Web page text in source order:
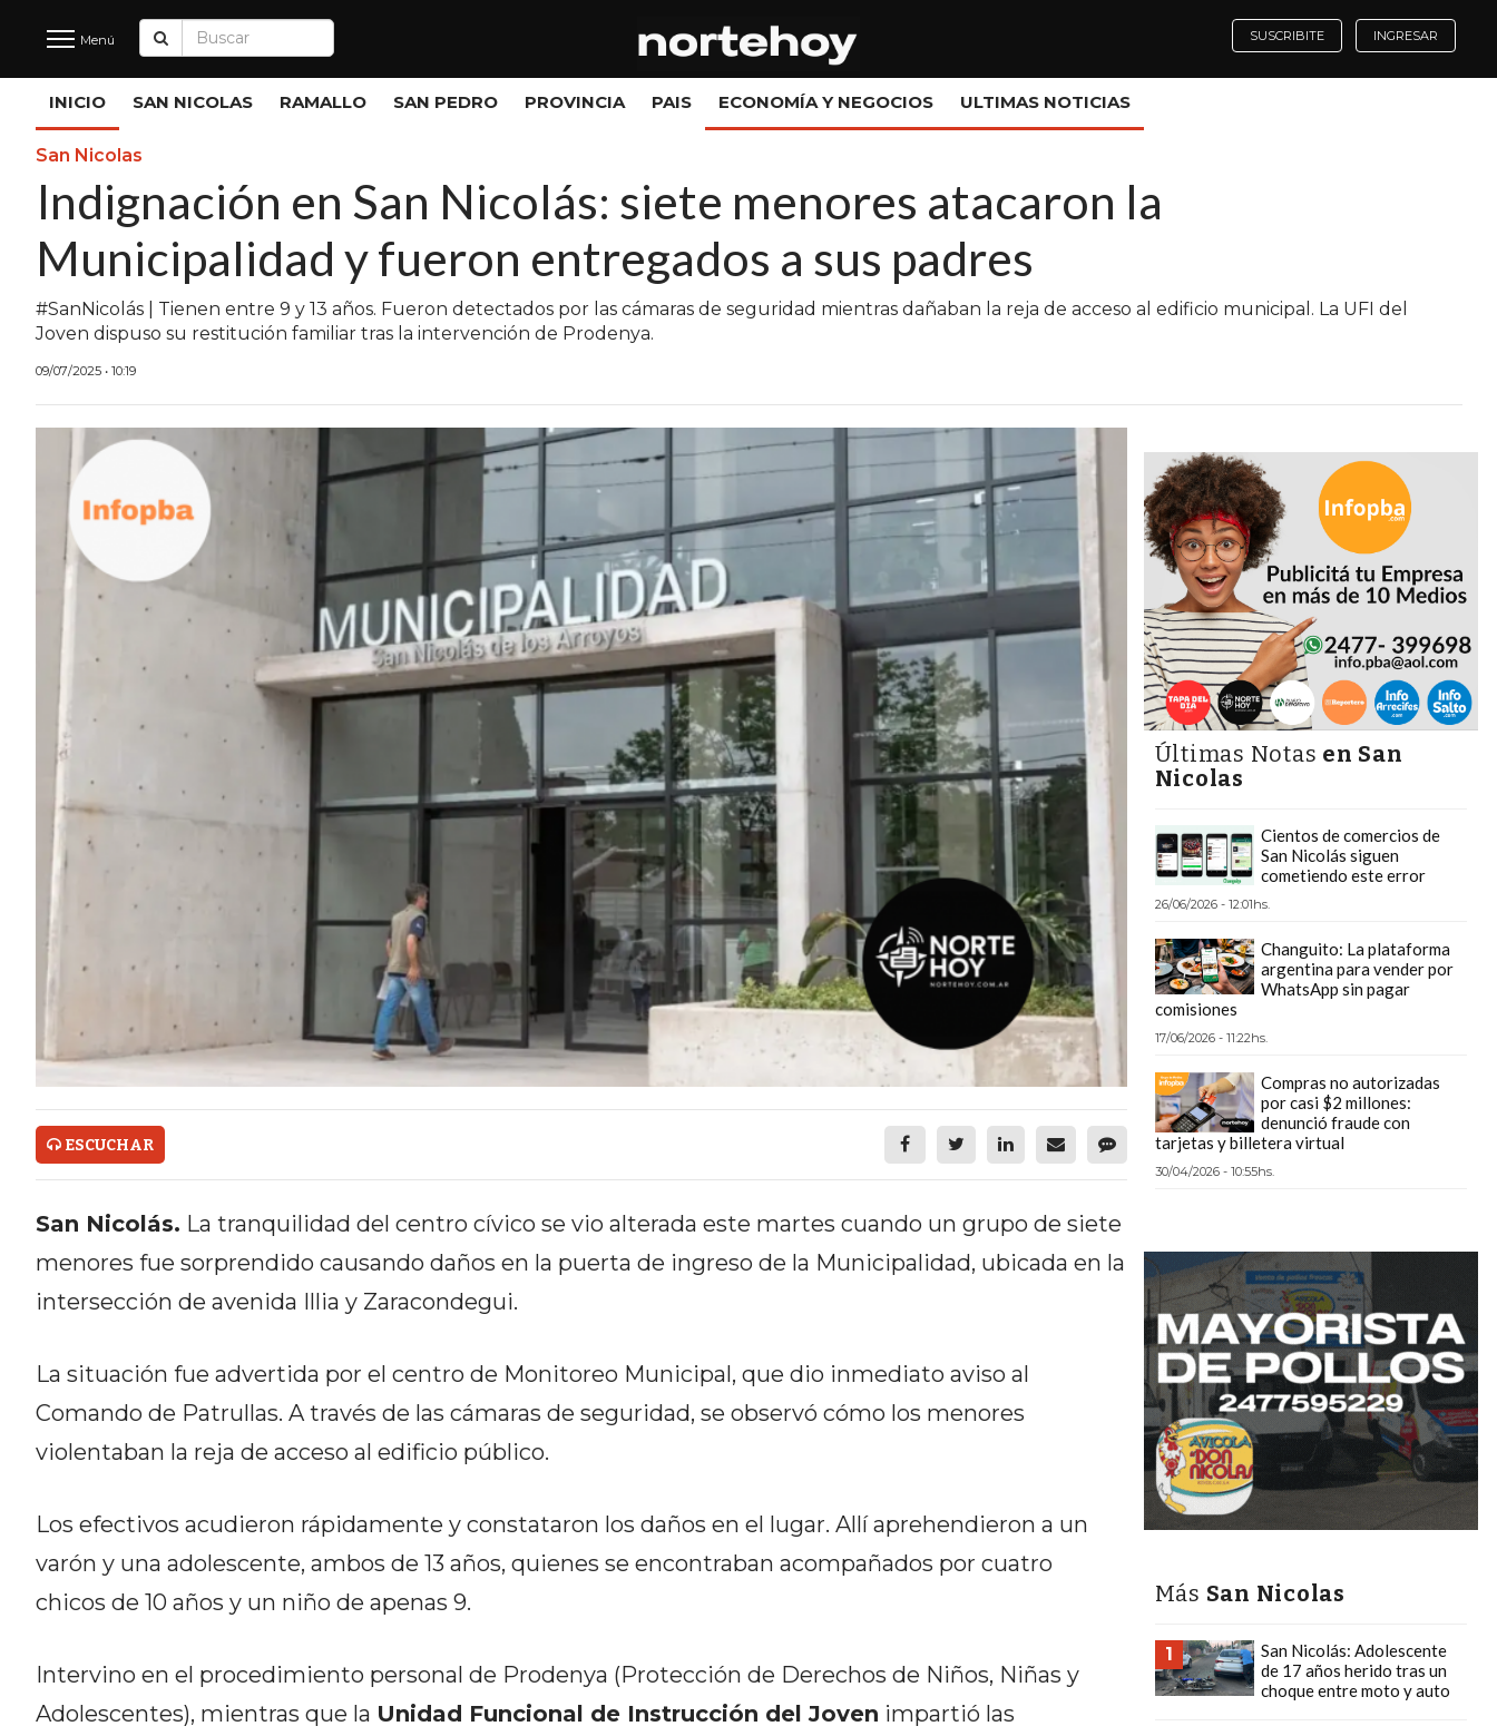
Últimas
Noticias
INICIO
NOTICIAS RECIENTES
SAN NICOLAS
PROVINCIA
ECONOMÍA Y NEGOCIOS
ULTIMAS NOTICIAS
TEMAS DESTACADOS
TECNOLOGÍA
SERVICIOS
PRONÓSTICO
FUNCIONA: CREAR TIENDAS
WHATSAPP
ARGENTINA:
PLATAFORMAS DE VENTA POR
WHATSAPP
DE COMIDA POR WHATSAPP:
LA GUÍA DEFINITIVA PARA
RESTAURANTES Y DELIVERIES
WHATSAPP SIN QUE SE TE
Menú SUSCRIBITE INGRESAR
INICIO SAN NICOLAS RAMALLO SAN PEDRO PROVINCIA PAIS ECONOMÍA Y NEGOCIOS ULTIMAS NOTICIAS
San Nicolas
Indignación en San Nicolás: siete menores atacaron la
Municipalidad y fueron entregados a sus padres
#SanNicolás | Tienen entre 9 y 13 años. Fueron detectados por las cámaras de seguridad mientras dañaban la reja de acceso al edificio municipal. La UFI del
Joven dispuso su restitución familiar tras la intervención de Prodenya.
09/07/2025 • 10:19
ESCUCHAR
San Nicolás. La tranquilidad del centro cívico se vio alterada este martes cuando un grupo de siete
menores fue sorprendido causando daños en la puerta de ingreso de la Municipalidad, ubicada en la
intersección de avenida Illia y Zaracondegui.
La situación fue advertida por el centro de Monitoreo Municipal, que dio inmediato aviso al
Comando de Patrullas. A través de las cámaras de seguridad, se observó cómo los menores
violentaban la reja de acceso al edificio público.
Los efectivos acudieron rápidamente y constataron los daños en el lugar. Allí aprehendieron a un
varón y una adolescente, ambos de 13 años, quienes se encontraban acompañados por cuatro
chicos de 10 años y un niño de apenas 9.
Intervino en el procedimiento personal de Prodenya (Protección de Derechos de Niños, Niñas y
Adolescentes), mientras que la Unidad Funcional de Instrucción del Joven impartió las
Últimas Notas en San
Nicolas
Cientos de comercios de
San Nicolás siguen
cometiendo este error
26/06/2026 - 12:01hs.
Changuito: La plataforma
argentina para vender por
WhatsApp sin pagar
comisiones
17/06/2026 - 11:22hs.
Compras no autorizadas
por casi $2 millones:
denunció fraude con
tarjetas y billetera virtual
30/04/2026 - 10:55hs.
Más San Nicolas
1
San Nicolás: Adolescente
de 17 años herido tras un
choque entre moto y auto